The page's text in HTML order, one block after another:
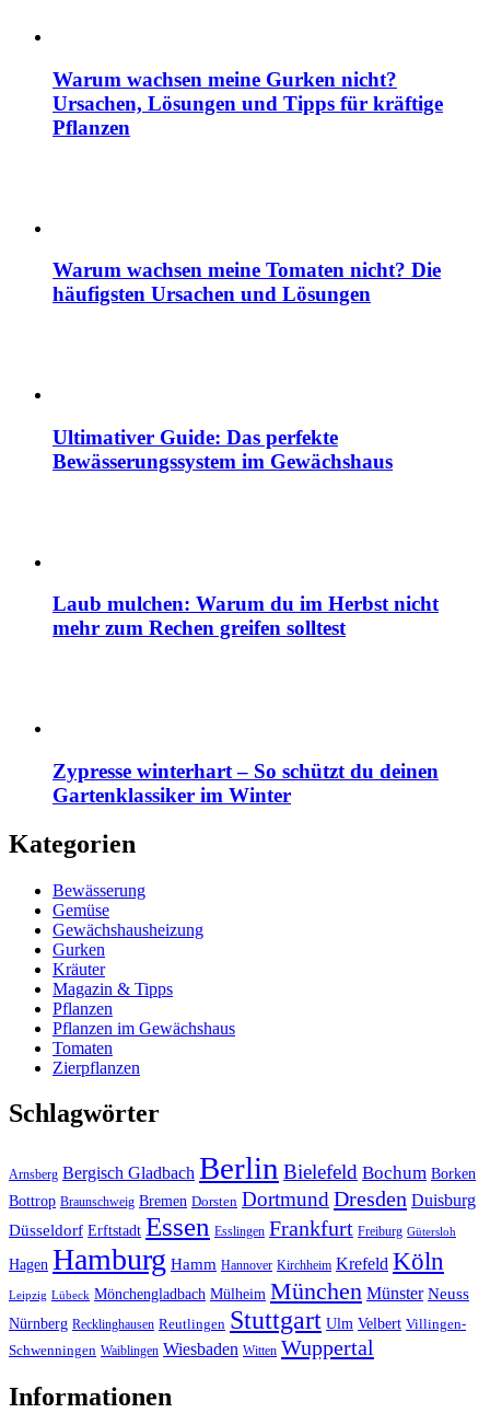
Warum wachsen meine Gurken nicht?
Ursachen, Lösungen und Tipps für kräftige
Pflanzen
Warum wachsen meine Tomaten nicht? Die
häufigsten Ursachen und Lösungen
Ultimativer Guide: Das perfekte
Bewässerungssystem im Gewächshaus
Laub mulchen: Warum du im Herbst nicht
mehr zum Rechen greifen solltest
Zypresse winterhart – So schützt du deinen
Gartenklassiker im Winter
Kategorien
Bewässerung
Gemüse
Gewächshausheizung
Gurken
Kräuter
Magazin & Tipps
Pflanzen
Pflanzen im Gewächshaus
Tomaten
Zierpflanzen
Schlagwörter
Arnsberg Bergisch Gladbach Berlin Bielefeld Bochum Borken
Bottrop Braunschweig Bremen Dorsten DortmundDresden Duisburg
Düsseldorf Erftstadt Essen Esslingen Frankfurt Freiburg Gütersloh
Hagen Hamburg Hamm Hannover Kirchheim Krefeld Köln
Leipzig Lübeck Mönchengladbach Mülheim München Münster Neuss
Nürnberg Recklinghausen Reutlingen Stuttgart Ulm Velbert Villingen-
Schwenningen Waiblingen Wiesbaden Witten Wuppertal
Informationen